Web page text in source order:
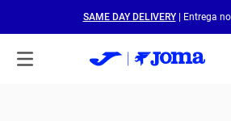
SAME DAY DELIVERY| Entrega